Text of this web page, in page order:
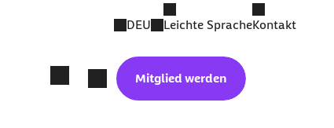
DEU Leichte SpracheKontakt
Mitglied werden